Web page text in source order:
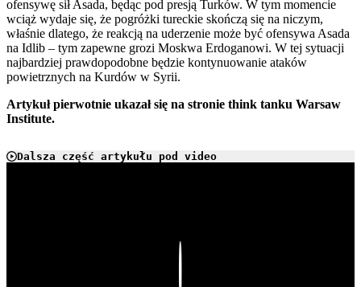
ofensywę sił Asada, będąc pod presją Turków. W tym momencie
wciąż wydaje się, że pogróżki tureckie skończą się na niczym,
właśnie dlatego, że reakcją na uderzenie może być ofensywa Asada
na Idlib – tym zapewne grozi Moskwa Erdoganowi. W tej sytuacji
najbardziej prawdopodobne będzie kontynuowanie ataków
powietrznych na Kurdów w Syrii.
Artykuł pierwotnie ukazał się na stronie think tanku Warsaw
Institute.
Dalsza część artykułu pod video